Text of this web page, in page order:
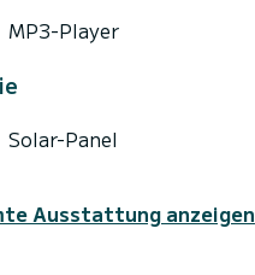
MP3-Player
Solar-Panel
Ausstattung anzeigen